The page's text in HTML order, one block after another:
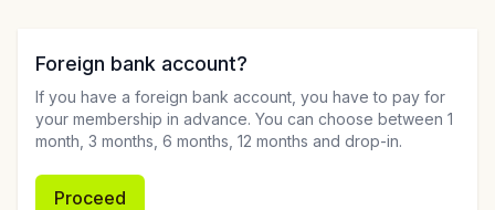
Foreign bank account?
If you have a foreign bank account, you have to pay for
your membership in advance. You can choose between 1
month, 3 months, 6 months, 12 months and drop-in.
Proceed